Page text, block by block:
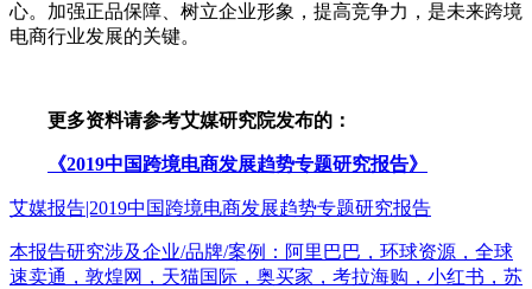
心。加强正品保障、树立企业形象，提高竞争力，是未来跨境
电商行业发展的关键。
更多资料请参考艾媒研究院发布的：
《2019中国跨境电商发展趋势专题研究报告》
艾媒报告|2019中国跨境电商发展趋势专题研究报告
本报告研究涉及企业/品牌/案例：阿里巴巴，环球资源，全球
速卖通，敦煌网，天猫国际，奥买家，考拉海购，小红书，苏